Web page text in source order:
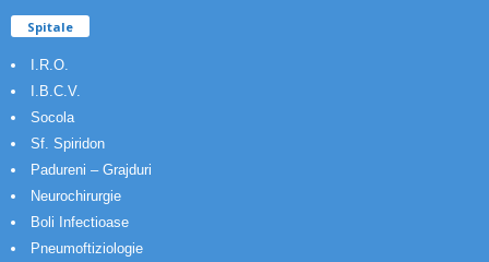
Spitale
I.R.O.
I.B.C.V.
Socola
Sf. Spiridon
Padureni – Grajduri
Neurochirurgie
Boli Infectioase
Pneumoftiziologie